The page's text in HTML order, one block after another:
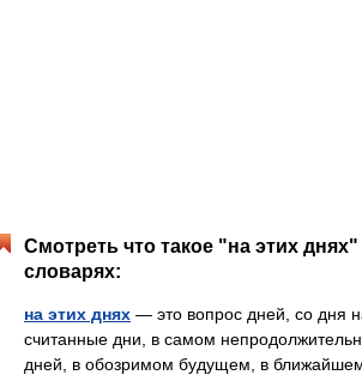
Смотреть что такое "на этих днях"
словарях:
на этих днях — это вопрос дней, со дня
считанные дни, в самом
дней, в обозримом будущем, в